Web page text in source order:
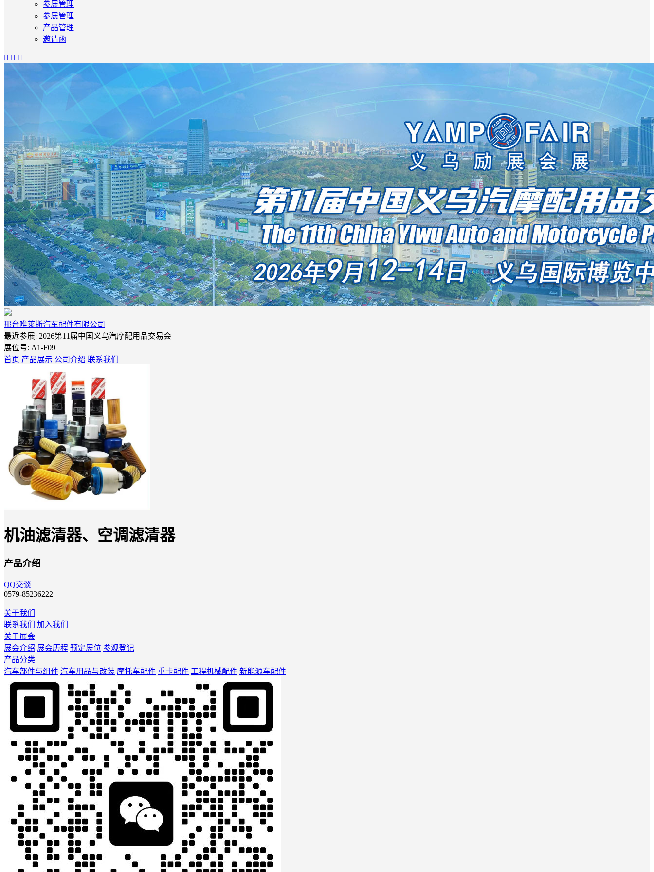
参展管理
参展管理
产品管理
邀请函
  
邢台唯莱斯汽车配件有限公司
最近参展: 2026第11届中国义乌汽摩配用品交易会
展位号: A1-F09
首页 产品展示 公司介绍 联系我们
机油滤清器、空调滤清器
产品介绍
QQ交谈
0579-85236222
关于我们
联系我们
加入我们
关于展会
展会介绍 展会历程 预定展位 参观登记
产品分类
汽车部件与组件 汽车用品与改装 摩托车配件 重卡配件 工程机械配件 新能源车配件